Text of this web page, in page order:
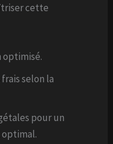
cette
optimisé.
selon la
pour un